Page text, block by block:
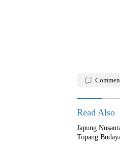
Read Also
Japung
Topang